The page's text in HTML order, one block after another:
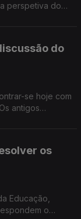
perspetiva do
do
se hoje com
antigos
os
Educação,
o